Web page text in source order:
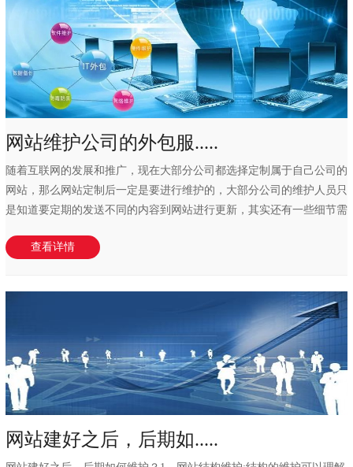
网站维护公司的外包服.....
随着互联网的发展和推广，现在大部分公司都选择定制属于自己公司的
网站，那么网站定制后一定是要进行维护的，大部分公司的维护人员只
是知道要定期的发送不同的内容到网站进行更新，其实还有一些细节需
查看详情
网站建好之后，后期如.....